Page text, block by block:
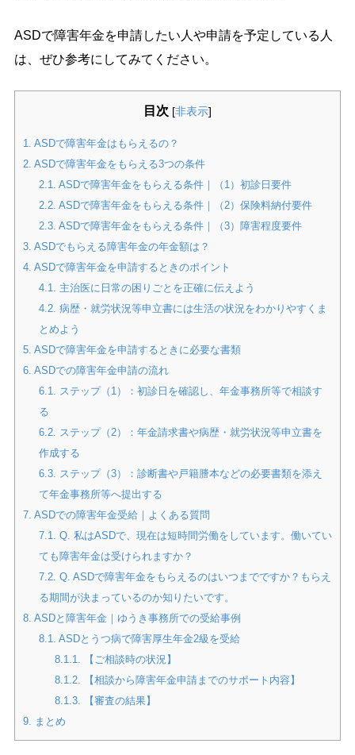
ASDで障害年金を申請したい人や申請を予定している人
は、ぜひ参考にしてみてください。
目次 [非表示]
1.
ASDで障害年金はもらえるの？
2. ASDで障害年金をもらえる3つの条件
2.1.
ASDで障害年金をもらえる条件｜（1）初診日要件
2.2. ASDで障害年金をもらえる条件｜（2）保険料納付要件
2.3. ASDで障害年金をもらえる条件｜（3）障害程度要件
3. ASDでもらえる障害年金の年金額は？
4. ASDで障害年金を申請するときのポイント
4.1.
主治医に日常の困りごとを正確に伝えよう
4.2. 病歴・就労状況等申立書には生活の状況をわかりやすくま
とめよう
5. ASDで障害年金を申請するときに必要な書類
6. ASDでの障害年金申請の流れ
6.1.
ステップ（1）：初診日を確認し、年金事務所等で相談す
る
6.2.
ステップ（2）：年金請求書や病歴・就労状況等申立書を
作成する
6.3.
ステップ（3）：診断書や戸籍謄本などの必要書類を添え
て年金事務所等へ提出する
7. ASDでの障害年金受給｜よくある質問
7.1.
Q. 私はASDで、現在は短時間労働をしています。働いてい
ても障害年金は受けられますか？
7.2. Q. ASDで障害年金をもらえるのはいつまでですか？もらえ
る期間が決まっているのか知りたいです。
8. ASDと障害年金｜ゆうき事務所での受給事例
8.1.
ASDとうつ病で障害厚生年金2級を受給
8.1.1.
【ご相談時の状況】
8.1.2.
【相談から障害年金申請までのサポート内容】
8.1.3.
【審査の結果】
9.
まとめ